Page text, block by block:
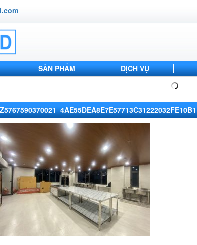
SẢN PHẨM DỊCH VỤ
Z5767590370021_4AE55DEA8E7E57713C31222032FE10B1